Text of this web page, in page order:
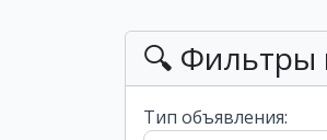
🔍 Фильтры
Тип объявления: